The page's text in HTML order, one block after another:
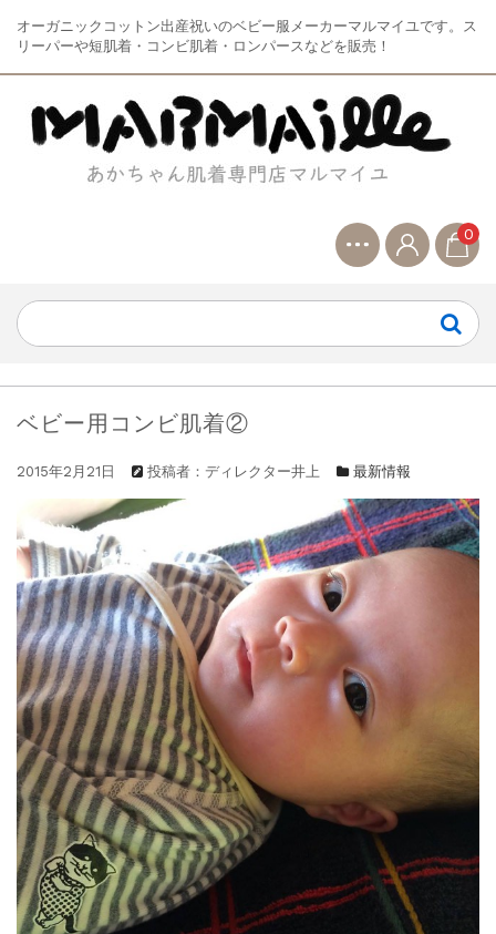
オーガニックコットン出産祝いのベビー服メーカーマルマイユです。ス
リーパーや短肌着・コンビ肌着・ロンパースなどを販売！
0
ベビー用コンビ肌着②
2015年2月21日 投稿者：ディレクター井上 最新情報